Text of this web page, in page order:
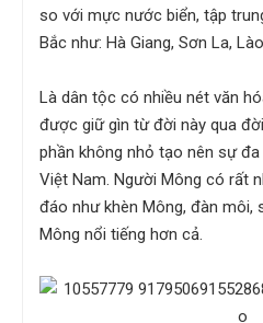
so với mực nước biển, tập
Bắc như: Hà Giang, Sơn La,
Là dân tộc có nhiều nét văn
được giữ gìn từ đời này qua
phần không nhỏ tạo nên sự
Việt Nam. Người Mông có rất
đáo như khèn Mông, đàn môi,
Mông nổi tiếng hơn cả.